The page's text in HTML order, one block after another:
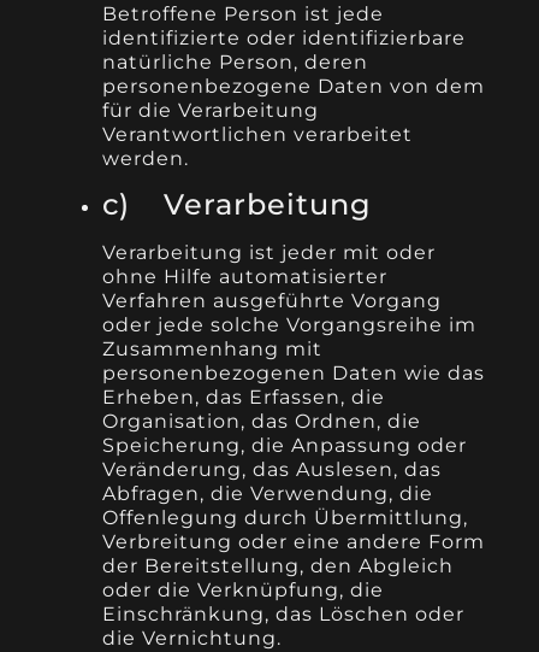
Betroffene Person ist jede
identifizierte oder identifizierbare
natürliche Person, deren
personenbezogene Daten von dem
für die Verarbeitung
Verantwortlichen verarbeitet
werden.
c) Verarbeitung
Verarbeitung ist jeder mit oder
ohne Hilfe automatisierter
Verfahren ausgeführte Vorgang
oder jede solche Vorgangsreihe im
Zusammenhang mit
personenbezogenen Daten wie das
Erheben, das Erfassen, die
Organisation, das Ordnen, die
Speicherung, die Anpassung oder
Veränderung, das Auslesen, das
Abfragen, die Verwendung, die
Offenlegung durch Übermittlung,
Verbreitung oder eine andere Form
der Bereitstellung, den Abgleich
oder die Verknüpfung, die
Einschränkung, das Löschen oder
die Vernichtung.